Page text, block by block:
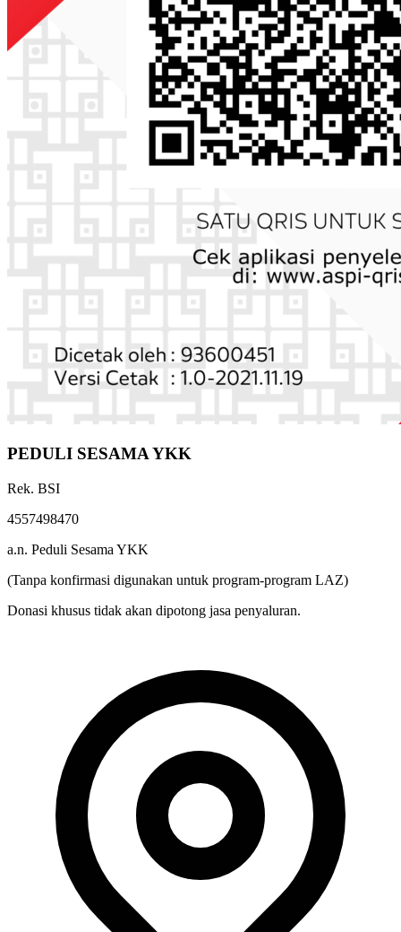
PEDULI SESAMA YKK
Rek. BSI
4557498470
a.n. Peduli Sesama YKK
(Tanpa konfirmasi digunakan untuk program-program LAZ)
Donasi khusus tidak akan dipotong jasa penyaluran.